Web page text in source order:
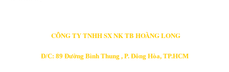
CÔNG TY TNHH SX NK TB HOÀNG LONG
Đ/C: 89 Đường Bình Thung , P. Đông Hòa, TP.HCM